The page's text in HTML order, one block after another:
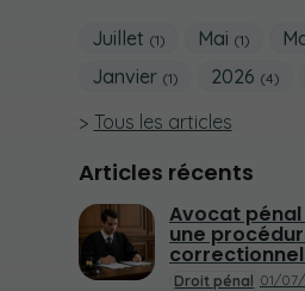
Juillet (1) Mai (1)
Janvier (1) 2026 (4)
Tous les articles
Articles récents
Droit pénal 01/
Avocat pénal
une